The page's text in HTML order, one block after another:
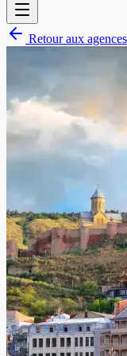
Retour aux agences